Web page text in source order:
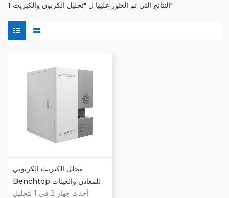
1 النتائج التي تم العثور عليها ل "تحليل الكربون والكبريت"
محلل الكبريت الكربوني
Benchtop للمعادن والعينات
غير العضوية
أحدث جهاز 2 في 1 لتحليل